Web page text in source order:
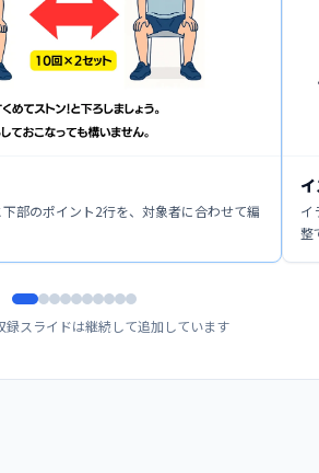
部のポイント2行を、対象者に合わせて編
イ
整
スライドは継続して追加しています